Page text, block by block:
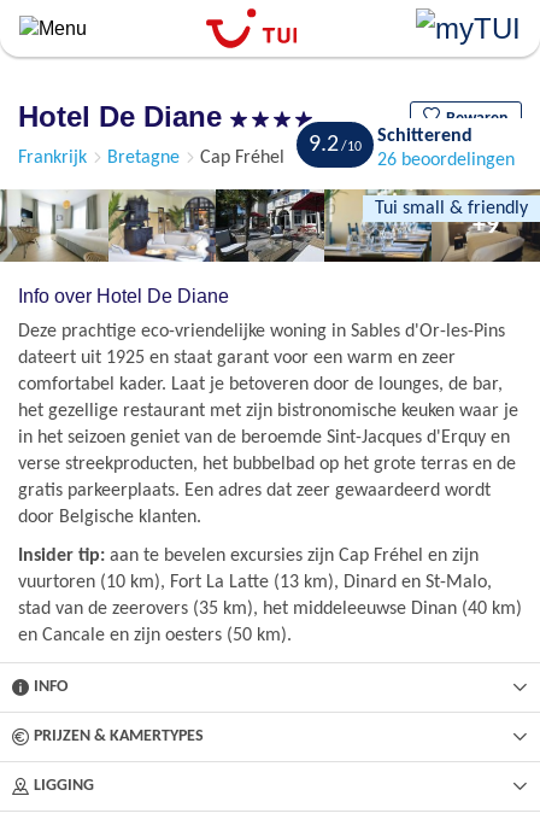
Overslaan
algemene
gaan
Hotel De Diane Bewaren
Frankrijk Bretagne Cap Fréhel
Tui small & friendly
9.2
Schitterend
26 beoordelingen
+9
Info over Hotel De Diane
Deze prachtige eco-vriendelijke woning in Sables d'Or-les-Pins
dateert uit 1925 en staat garant voor een warm en zeer
comfortabel kader. Laat je betoveren door de lounges, de bar,
het gezellige restaurant met zijn bistronomische keuken waar je
in het seizoen geniet van de beroemde Sint-Jacques d'Erquy en
verse streekproducten, het bubbelbad op het grote terras en de
gratis parkeerplaats. Een adres dat zeer gewaardeerd wordt
door Belgische klanten.
Insider tip: aan te bevelen excursies zijn Cap Fréhel en zijn
vuurtoren (10 km), Fort La Latte (13 km), Dinard en St-Malo,
stad van de zeerovers (35 km), het middeleeuwse Dinan (40 km)
en Cancale en zijn oesters (50 km).
INFO
PRIJZEN & KAMERTYPES
LIGGING